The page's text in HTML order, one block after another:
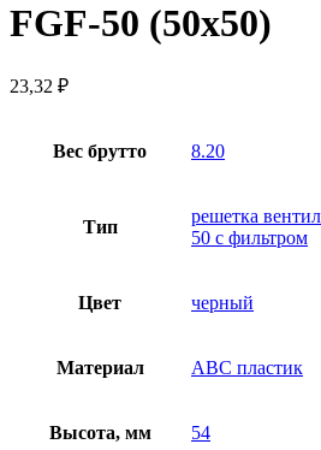
FGF-50 (50х50)
23,32 ₽
Вес брутто 8.20
Тип
решетка
50 с фильтром
Цвет черный
Материал ABC пластик
Высота, мм 54